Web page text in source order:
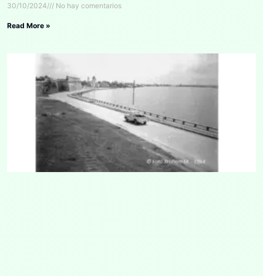
30/10/2024 No hay comentarios
Read More »